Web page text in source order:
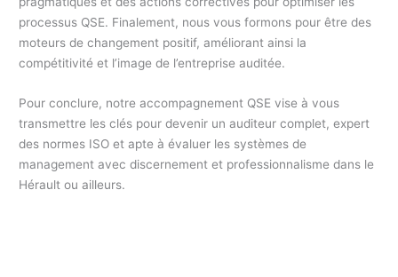
processus QSE. Finalement, nous vous formons pour être des
moteurs de changement positif, améliorant ainsi la
compétitivité et l’image de l’entreprise auditée.
Pour conclure, notre accompagnement QSE vise à vous
transmettre les clés pour devenir un auditeur complet, expert
des normes ISO et apte à évaluer les systèmes de
management avec discernement et professionnalisme dans le
Hérault ou ailleurs.